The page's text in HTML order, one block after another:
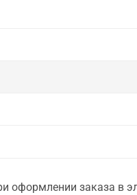
оформлении заказа в